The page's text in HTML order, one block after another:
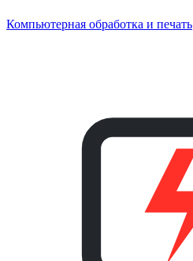
Компьютерная обработка и печать